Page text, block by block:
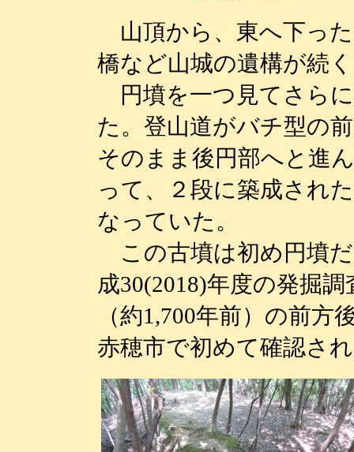
山頂から、東へ下っ
橋など山城の遺構が続
円墳を一つ見てさら
た。登山道がバチ型の
そのまま後円部へと進
って、２段に築成され
なっていた。
この古墳は初め円墳
成30(2018)年度の発掘
（約1,700年前）の前
赤穂市で初めて確認さ